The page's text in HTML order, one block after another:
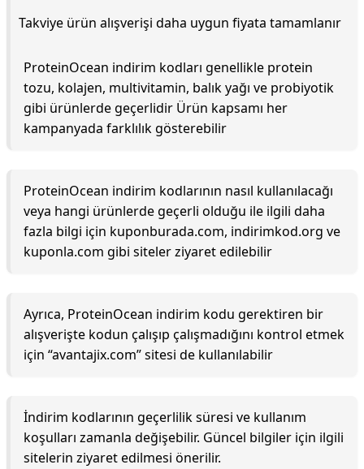
Takviye ürün alışverişi daha uygun fiyata tamamlanır
ProteinOcean indirim kodları genellikle protein
tozu, kolajen, multivitamin, balık yağı ve probiyotik
gibi ürünlerde geçerlidir Ürün kapsamı her
kampanyada farklılık gösterebilir
ProteinOcean indirim kodlarının nasıl kullanılacağı
veya hangi ürünlerde geçerli olduğu ile ilgili daha
fazla bilgi için kuponburada.com, indirimkod.org ve
kuponla.com gibi siteler ziyaret edilebilir
Ayrıca, ProteinOcean indirim kodu gerektiren bir
alışverişte kodun çalışıp çalışmadığını kontrol etmek
için “avantajix.com” sitesi de kullanılabilir
İndirim kodlarının geçerlilik süresi ve kullanım
koşulları zamanla değişebilir. Güncel bilgiler için ilgili
sitelerin ziyaret edilmesi önerilir.